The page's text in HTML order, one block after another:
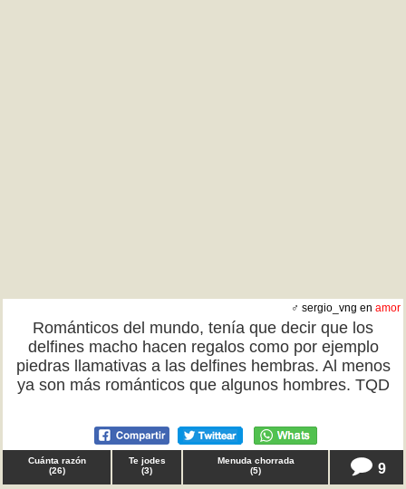
♂ sergio_vng en amor
Románticos del mundo, tenía que decir que los
delfines macho hacen regalos como por ejemplo
piedras llamativas a las delfines hembras. Al menos
ya son más románticos que algunos hombres. TQD
Cuánta razón
(26)
Te jodes
(3)
Menuda chorrada
(5) 9